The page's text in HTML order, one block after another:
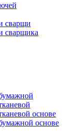
сварщи
сварщика
основе
основе